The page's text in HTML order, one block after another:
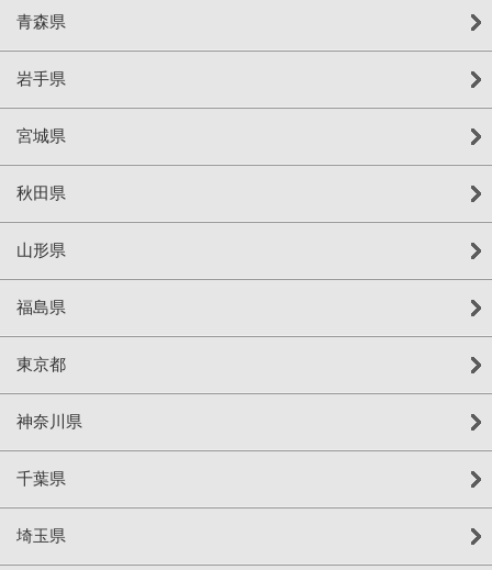
青森県
岩手県
宮城県
秋田県
山形県
福島県
東京都
神奈川県
千葉県
埼玉県